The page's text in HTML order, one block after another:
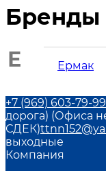
Бренды
Е Ермак
+7 (969) 603-79-99
дорога) (Офиса
СДЕК)
выходные
Компания